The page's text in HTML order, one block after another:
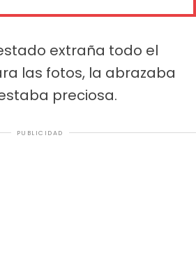
extraña todo el
las fotos, la abrazaba
preciosa.
PUBLICIDAD